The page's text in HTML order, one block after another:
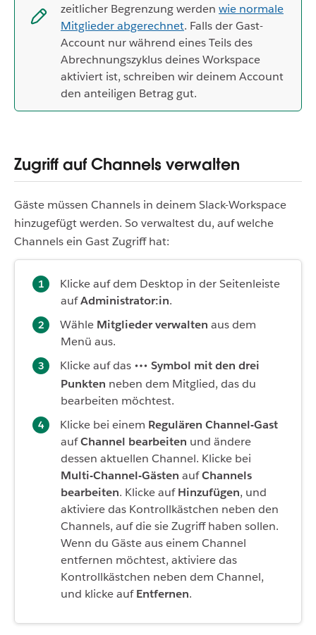
zeitlicher Begrenzung werden wie normale
Mitglieder abgerechnet. Falls der Gast-
Account nur während eines Teils des
Abrechnungszyklus deines Workspace
aktiviert ist, schreiben wir deinem Account
den anteiligen Betrag gut.
Zugriff auf Channels verwalten
Gäste müssen Channels in deinem Slack-Workspace
hinzugefügt werden. So verwaltest du, auf welche
Channels ein Gast Zugriff hat:
Klicke auf dem Desktop in der Seitenleiste
aufAdministrator:in.
Wähle Mitglieder verwalten aus dem
Menü aus.
Klicke auf das
Symbol mit den drei
Punkten neben dem Mitglied, das du
bearbeiten möchtest.
Klicke bei einem Regulären Channel-Gast
aufChannel bearbeiten und ändere
dessen aktuellen Channel. Klicke bei
Multi-Channel-Gästen aufChannels
bearbeiten. Klicke aufHinzufügen, und
aktiviere das Kontrollkästchen neben den
Channels, auf die sie Zugriff haben sollen.
Wenn du Gäste aus einem Channel
entfernen möchtest, aktiviere das
Kontrollkästchen neben dem Channel,
und klicke aufEntfernen.